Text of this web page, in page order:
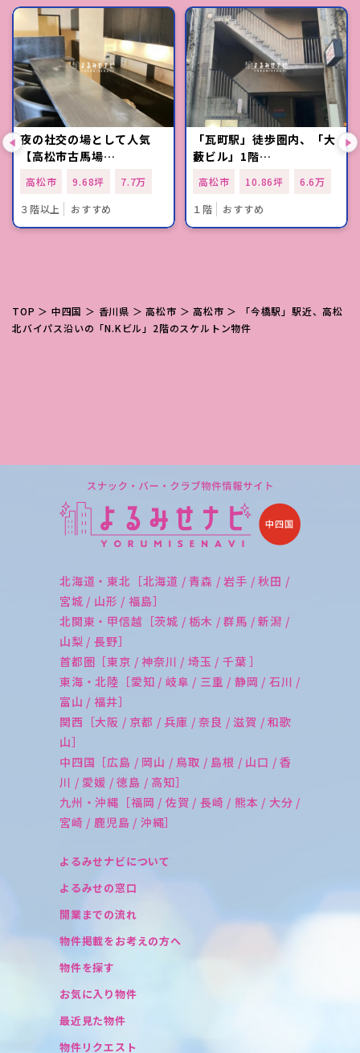
夜の社交の場として人気
【高松市古馬場…
高松市 9.68坪
7.7万
３階以上
おすすめ
「瓦町駅」徒歩圏内、「大
藪ビル」1階…
高松市 10.86坪
6.6万
１階
おすすめ
TOP ＞ 中四国 ＞ 香川県 ＞高松市 ＞高松市 ＞ 「今橋駅」駅近、高松
北バイパス沿いの「N.Kビル」2階のスケルトン物件
北海道・東北［北海道 / 青森 / 岩手 / 秋田 /
宮城 / 山形 / 福島］
北関東・甲信越［茨城 / 栃木 / 群馬 / 新潟 /
山梨 / 長野］
首都圏［東京 / 神奈川 / 埼玉 / 千葉 ］
東海・北陸［愛知 / 岐阜 / 三重 / 静岡 / 石川 /
富山 / 福井］
関西［大阪 / 京都 / 兵庫 / 奈良 / 滋賀 / 和歌
山］
中四国［広島 / 岡山 / 鳥取 / 島根 / 山口 / 香
川 / 愛媛 / 徳島 / 高知］
九州・沖縄［福岡 / 佐賀 / 長崎 / 熊本 / 大分 /
宮崎 / 鹿児島 / 沖縄］
よるみせナビについて
よるみせの窓口
開業までの流れ
物件掲載をお考えの方へ
物件を探す
お気に入り物件
最近見た物件
物件リクエスト